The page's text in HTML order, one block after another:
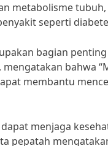
metabolisme
seperti
bagian
bahwa
membantu
menjaga
pepatah